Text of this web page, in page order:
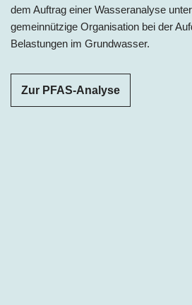
dem Auftrag einer Wasseranalyse
gemeinnützige Organisation bei der
Belastungen im Grundwasser.
Zur PFAS-Analyse